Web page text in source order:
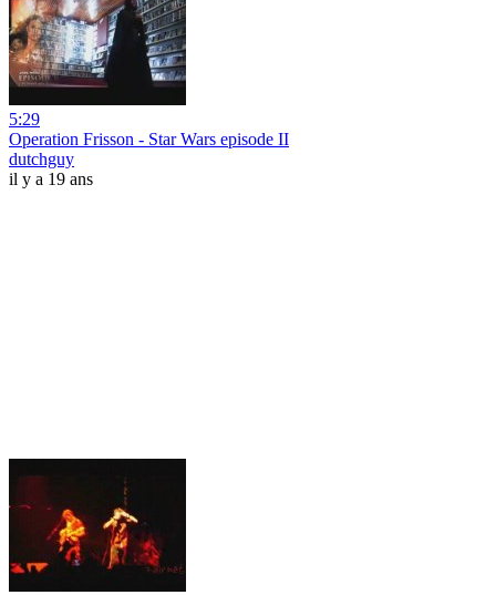
5:29
Operation Frisson - Star Wars episode II
dutchguy
il y a 19 ans